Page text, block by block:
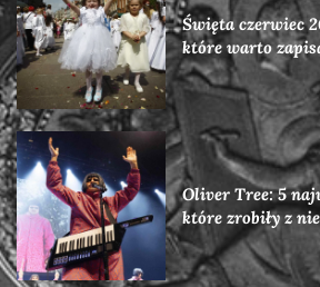
Święta czerwiec
które warto
Oliver Tree: 5
które zrobiły z